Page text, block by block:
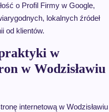
o Profil Firmy w Google,
lokalnych źródeł
od klientów.
w
w Wodzisławiu
internetową w Wodzisławiu